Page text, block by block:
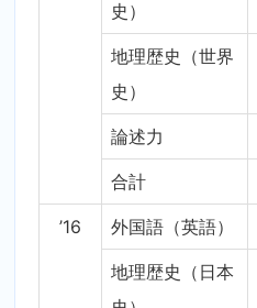
史）
地理歴史（世界
史）
論述力
合計
’16 外国語（英語）
地理歴史（日本